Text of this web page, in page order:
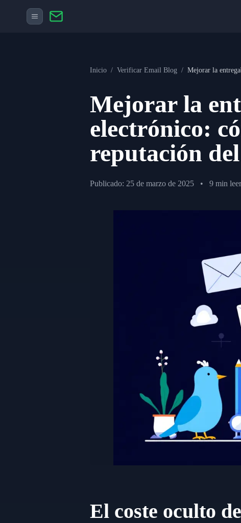
Inicio / Verificar Email Blog / Mejorar la
Mejorar la
electrónico:
reputación
Publicado: 25 de marzo de 2025 • 9 min leer
El coste oculto